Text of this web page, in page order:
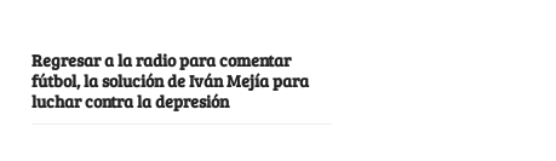
Regresar a la radio para comentar
fútbol, la solución de Iván Mejía para
luchar contra la depresión